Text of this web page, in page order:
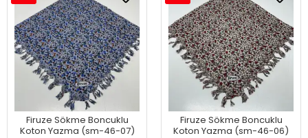
Firuze Sökme Boncuklu
Koton Yazma (sm-46-07)
Firuze Sökme Boncuklu
Koton Yazma (sm-46-06)